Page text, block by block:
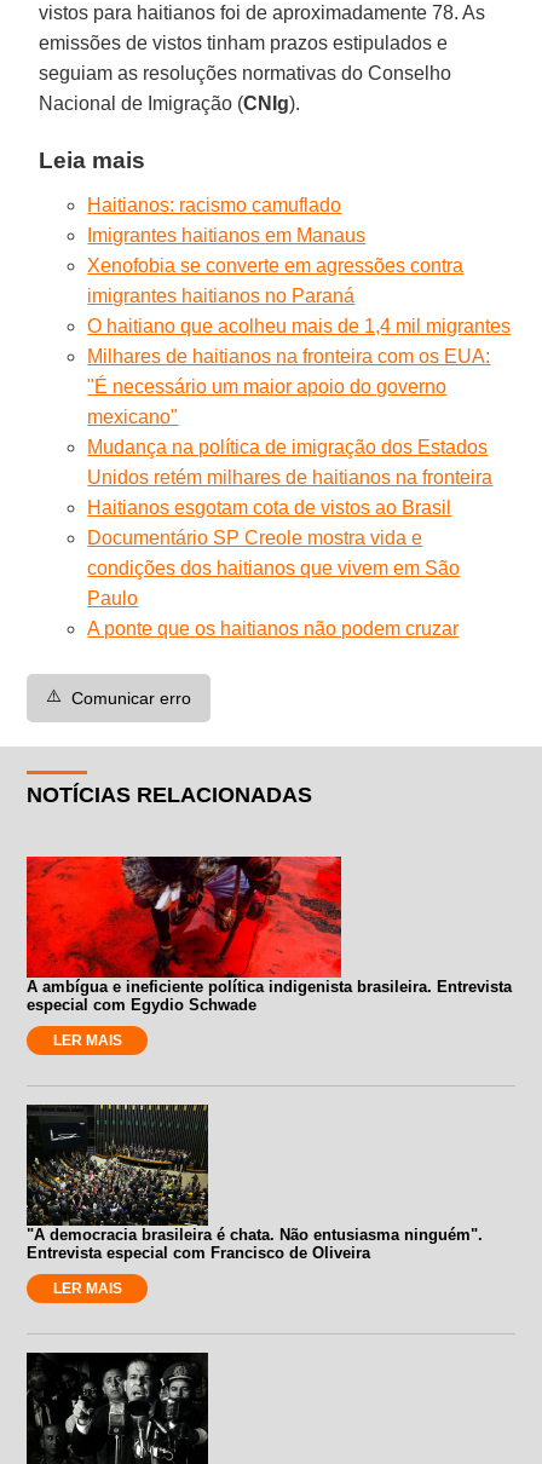
vistos para haitianos foi de aproximadamente 78. As
emissões de vistos tinham prazos estipulados e
seguiam as resoluções normativas do Conselho
Nacional de Imigração (CNIg).
Leia mais
Haitianos: racismo camuflado
Imigrantes haitianos em Manaus
Xenofobia se converte em agressões contra
imigrantes haitianos no Paraná
O haitiano que acolheu mais de 1,4 mil migrantes
Milhares de haitianos na fronteira com os EUA:
"É necessário um maior apoio do governo
mexicano"
Mudança na política de imigração dos Estados
Unidos retém milhares de haitianos na fronteira
Haitianos esgotam cota de vistos ao Brasil
Documentário SP Creole mostra vida e
condições dos haitianos que vivem em São
Paulo
A ponte que os haitianos não podem cruzar
⚠️ Comunicar erro
NOTÍCIAS RELACIONADAS
A ambígua e ineficiente política indigenista brasileira. Entrevista
especial com Egydio Schwade
LER MAIS
"A democracia brasileira é chata. Não entusiasma ninguém".
Entrevista especial com Francisco de Oliveira
LER MAIS